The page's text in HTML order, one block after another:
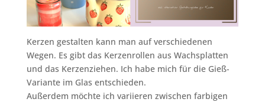
Kerzen gestalten kann man auf verschiedenen
Wegen. Es gibt das Kerzenrollen aus Wachsplatten
und das Kerzenziehen. Ich habe mich für die Gieß-
Variante im Glas entschieden.
Außerdem möchte ich variieren zwischen farbigen